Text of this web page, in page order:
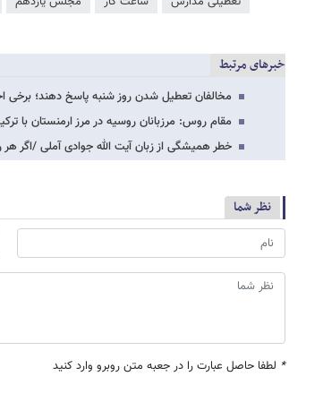
خبرهای مرتبط
مخالفان تعطیل شدن روز شنبه پاسخ دهند؛ برخی
مقام روس: مرزبانان روسیه در مرز ارمنستان با
خطر همیشگی از زبان آیت الله جوادی آملی /اگر هر
نظر شما
* لطفا حاصل عبارت را در جعبه متن روبرو وارد کنید